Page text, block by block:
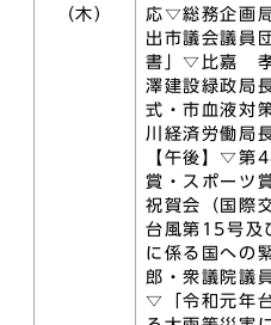
（木）
応▽総務企画
出市議会議員
書」▽比嘉 孝
澤建設緑政局
式・市血液対
川経済労働局
【午後】▽第
賞・スポーツ
祝賀会（国際
台風第15号及
に係る国への
郎・衆議院議
▽「令和元年